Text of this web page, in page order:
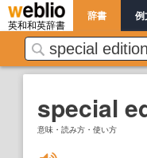
英和和英辞書
辞書 例
special
意味・読み方・使い方